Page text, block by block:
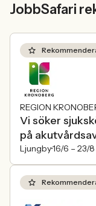
JobbSafari
REGION
Vi söker
på
Ljungby16/6 – 23/8